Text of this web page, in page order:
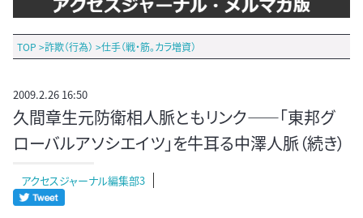
TOP >詐欺（行為） >仕手（戦・筋。カラ増資）
2009.2.26 16:50
久間章生元防衛相人脈ともリンク――「東邦グ
ローバルアソシエイツ」を牛耳る中澤人脈（続き）
アクセスジャーナル編集部3